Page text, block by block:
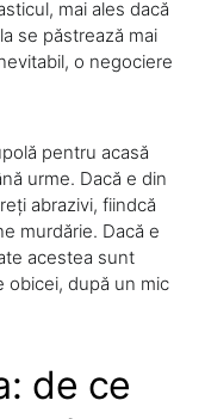
mai ales dacă
se păstrează mai
o negociere
pentru acasă
urme. Dacă e din
abrazivi, fiindcă
murdărie. Dacă e
acestea sunt
obicei, după un mic
de ce